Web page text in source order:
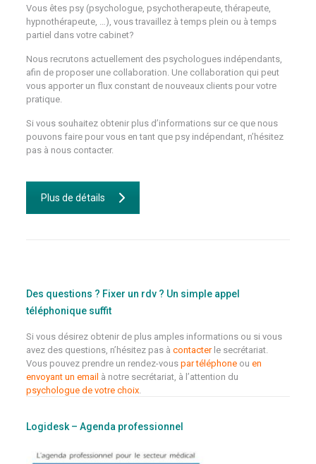
Vous êtes psy (psychologue, psychotherapeute, thérapeute,
hypnothérapeute, …), vous travaillez à temps plein ou à temps
partiel dans votre cabinet?
Nous recrutons actuellement des psychologues indépendants,
afin de proposer une collaboration. Une collaboration qui peut
vous apporter un flux constant de nouveaux clients pour votre
pratique.
Si vous souhaitez obtenir plus d’informations sur ce que nous
pouvons faire pour vous en tant que psy indépendant, n’hésitez
pas à nous contacter.
Plus de détails
Des questions ? Fixer un rdv ? Un simple appel
téléphonique suffit
Si vous désirez obtenir de plus amples informations ou si vous
avez des questions, n’hésitez pas à contacterle secrétariat.
Vous pouvez prendre un rendez-vous par téléphoneou en
envoyant un email à notre secrétariat, à l’attention du
psychologue de votre choix.
Logidesk – Agenda professionnel